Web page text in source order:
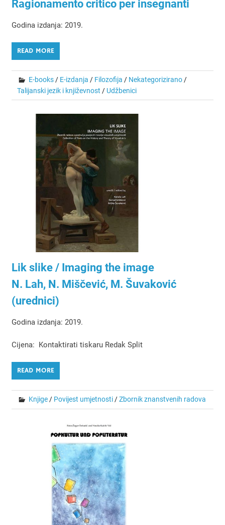
Ragionamento critico per insegnanti
Godina izdanja: 2019.
READ MORE
E-books/ E-izdanja / Filozofija / Nekategorizirano/
Talijanski jezik i književnost / Udžbenici
Lik slike / Imaging the image
N. Lah, N. Miščević, M. Šuvaković
(urednici)
Godina izdanja: 2019.
Cijena: Kontaktirati tiskaru Redak Split
READ MORE
Knjige/ Povijest umjetnosti/Zbornik znanstvenih radova